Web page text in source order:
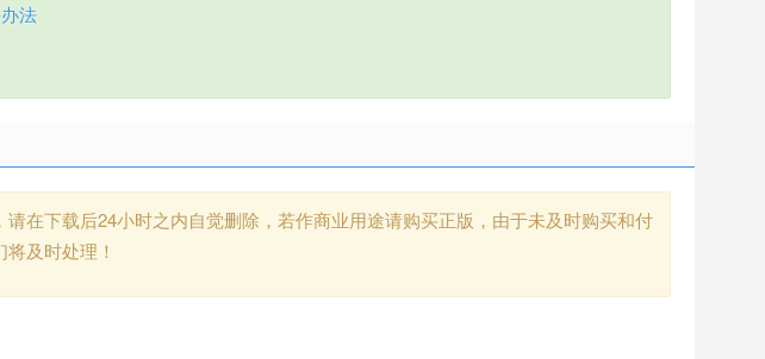
法
在下载后24小时之内自觉删除，若作商业用途请购买正版，由于未及时购买和付
及时处理！